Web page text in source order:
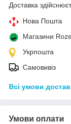
Доставка
Нова Пошта
Магазини
Укрпошта
Самовивіз
Всі умови
Умови оплати